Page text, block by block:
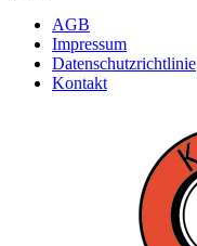
AGB
Impressum
Datenschutzrichtlinie
Kontakt